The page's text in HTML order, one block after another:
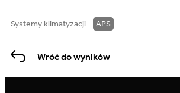
Systemy klimatyzacji - APS
Wróć do wyników